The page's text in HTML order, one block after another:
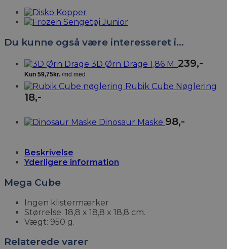
Du kunne også være interesseret i…
3D Ørn Drage 1,86 M. 239,-
Rubik Cube Nøglering
18,-
Dinosaur Maske 98,-
Beskrivelse
Yderligere information
Mega Cube
Ingen klistermærker
Størrelse: 18,8 x 18,8 x 18,8 cm.
Vægt: 950 g.
Relaterede varer